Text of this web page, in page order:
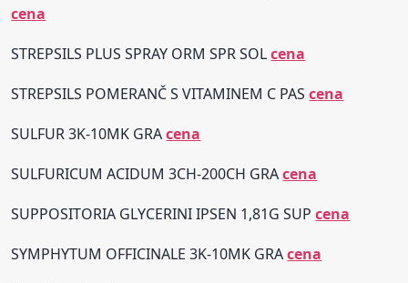
cena
STREPSILS PLUS SPRAY ORM SPR SOLcena
STREPSILS POMERANČ S VITAMINEM C PAScena
SULFUR 3K-10MK GRAcena
SULFURICUM ACIDUM 3CH-200CH GRAcena
SUPPOSITORIA GLYCERINI IPSEN 1,81G SUPcena
SYMPHYTUM OFFICINALE 3K-10MK GRAcena